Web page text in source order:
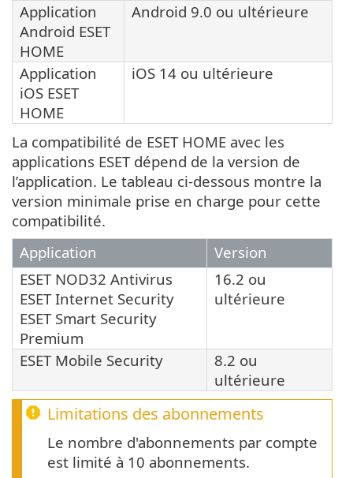
Application
Android ESET
HOME
Android 9.0 ou ultérieure
Application
iOS ESET
HOME
iOS 14 ou ultérieure
La compatibilité de ESET HOME avec les
applications ESET dépend de la version de
l’application. Le tableau ci-dessous montre la
version minimale prise en charge pour cette
compatibilité.
Application
Version
ESET NOD32 Antivirus
ESET Internet Security
ESET Smart Security
Premium
16.2 ou
ultérieure
ESET Mobile Security
8.2 ou
ultérieure
Limitations des abonnements
Le nombre d'abonnements par compte
est limité à 10 abonnements.